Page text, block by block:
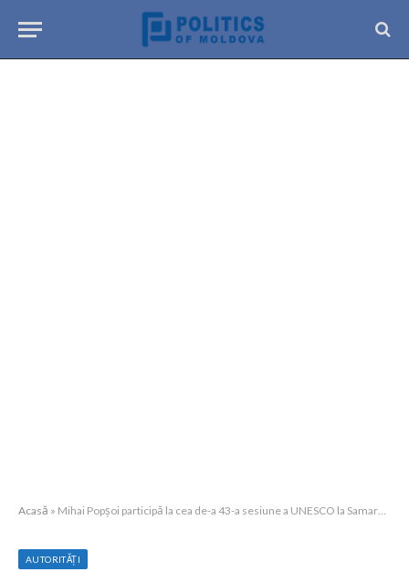
Acasă » Mihai Popșoi participă la cea de-a 43-a sesiune a UNESCO la Samarkand
AUTORITĂȚI